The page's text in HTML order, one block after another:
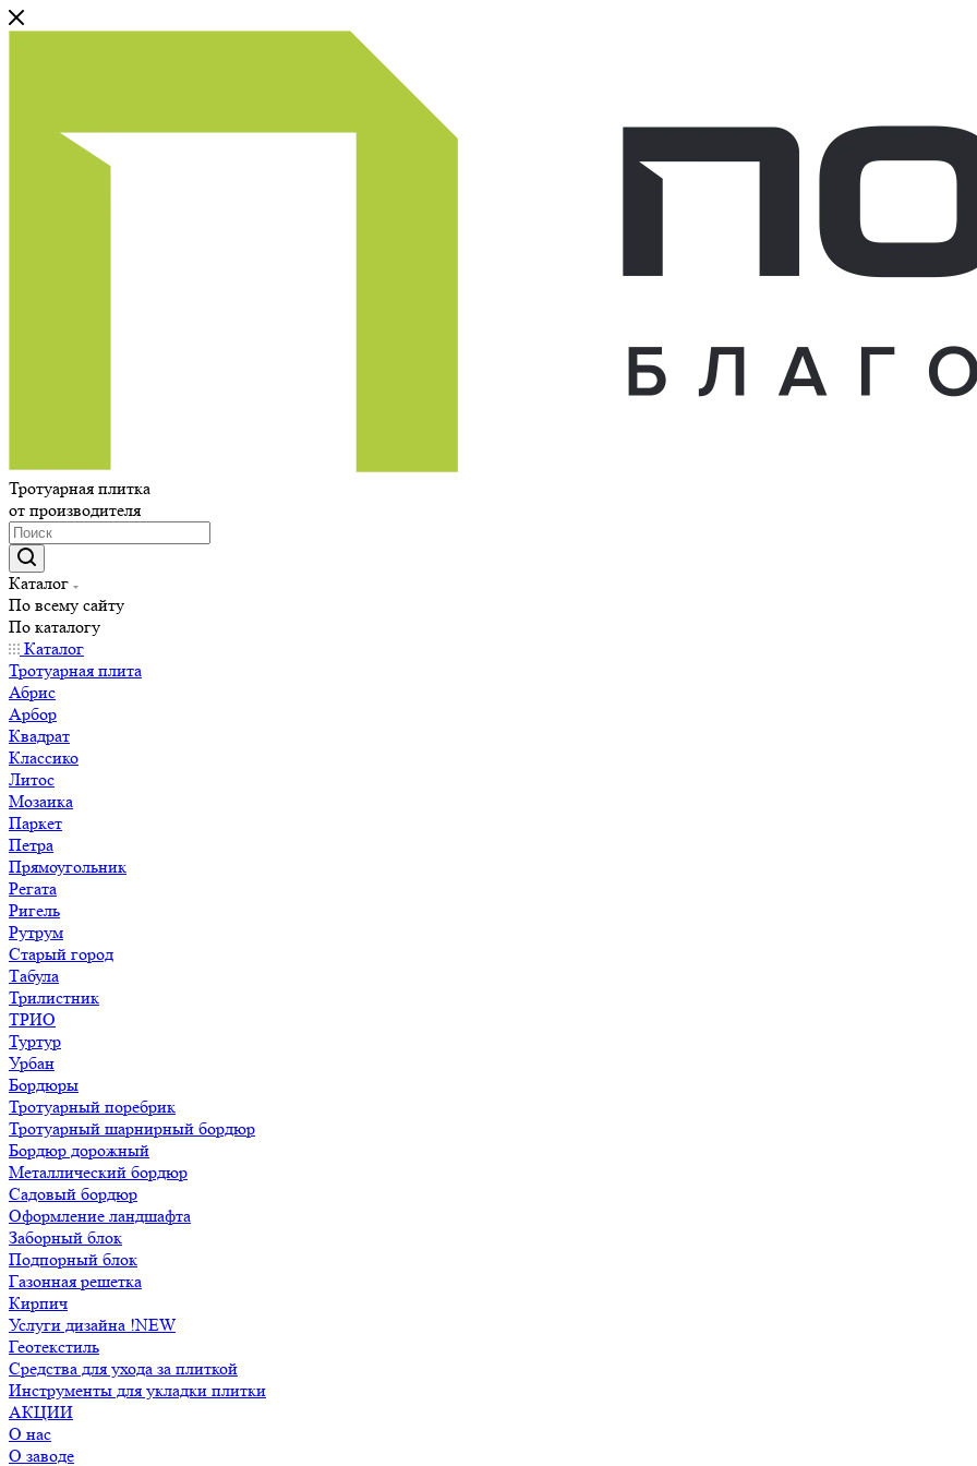
Тротуарная плитка
от производителя
Каталог
По всему сайту
По каталогу
Каталог
Тротуарная плита
Абрис
Арбор
Квадрат
Классико
Литос
Мозаика
Паркет
Петра
Прямоугольник
Регата
Ригель
Рутрум
Старый город
Табула
Трилистник
ТРИО
Туртур
Урбан
Бордюры
Тротуарный поребрик
Тротуарный шарнирный бордюр
Бордюр дорожный
Металлический бордюр
Садовый бордюр
Оформление ландшафта
Заборный блок
Подпорный блок
Газонная решетка
Кирпич
Услуги дизайна !NEW
Геотекстиль
Средства для ухода за плиткой
Инструменты для укладки плитки
АКЦИИ
О нас
О заводе